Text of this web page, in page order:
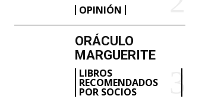
OPINIÓN
ORÁCULO
MARGUERITE
LIBROS
RECOMENDADOS
POR SOCIOS